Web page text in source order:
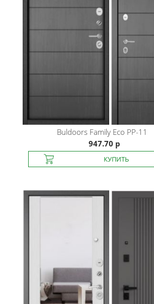
BuldoorsFamily Eco PP-11
947.70 р